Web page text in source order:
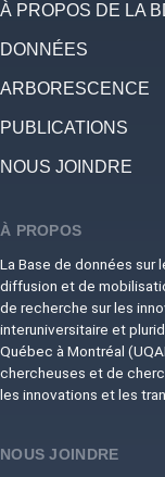
À PROPOS DE LA
DONNÉES
ARBORESCENCE
PUBLICATIONS
NOUS JOINDRE
À PROPOS
La Base de données sur
diffusion et de
de recherche sur les
interuniversitaire et
Québec à Montréal
chercheuses et de
les innovations et les
NOUS JOINDRE